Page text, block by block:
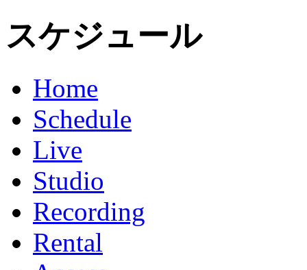
スケジュール
Home
Schedule
Live
Studio
Recording
Rental